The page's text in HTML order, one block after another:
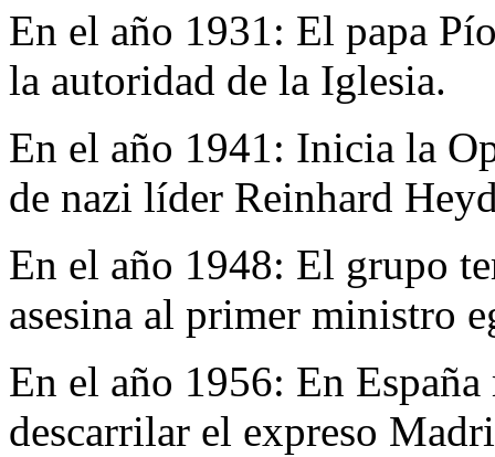
En el año 1931: El papa
la autoridad de la Iglesia.
En el año 1941: Inicia la
de nazi líder Reinhard
En el año 1948: El grupo
asesina al primer ministro
En el año 1956: En España
descarrilar el expreso